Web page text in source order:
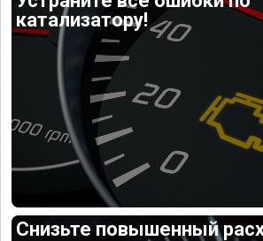
катализатору!
Снизьте повышенный